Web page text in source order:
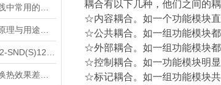
耦合有以下几种，他们之间的
☆内容耦合。如一个功能模块
☆公共耦合。如一组功能模块
☆外部耦合。如一组功能模块
☆控制耦合。如一功能模块明
☆标记耦合。如一组功能模块